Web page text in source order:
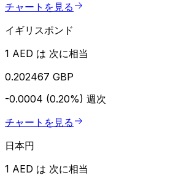
チャートを見る
イギリスポンド
1 AED は 次に相当
0.202467 GBP
-0.0004 (0.20%) 週次
チャートを見る
日本円
1 AED は 次に相当